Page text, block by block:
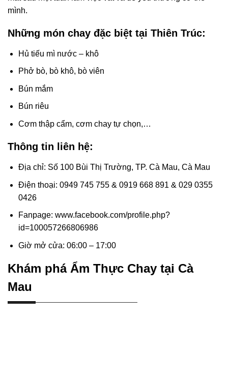
mình.
Những món chay đặc biệt tại Thiên Trúc:
Hủ tiếu mì nước – khô
Phở bò, bò khô, bò viên
Bún mắm
Bún riêu
Cơm thập cẩm, cơm chay tự chọn,…
Thông tin liên hệ:
Địa chỉ: Số 100 Bùi Thị Trường, TP. Cà Mau, Cà Mau
Điện thoại: 0949 745 755 & 0919 668 891 & 029 0355
0426
Fanpage: www.facebook.com/profile.php?
id=100057266806986
Giờ mở cửa: 06:00 – 17:00
Khám phá Ẩm Thực Chay tại Cà
Mau